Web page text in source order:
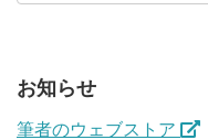
お知らせ
筆者のウェブストア